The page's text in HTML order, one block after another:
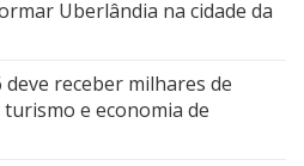
Uberlândia na cidade da
receber milhares de
e economia de